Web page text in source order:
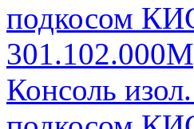
подкосом
Консоль